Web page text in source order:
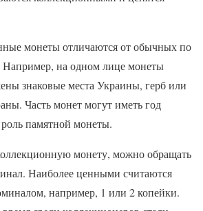
монеты отличаются от обычных по
Например, на одном лице монеты
знаковые места Украины, герб или
Часть монет могут иметь год
памятной монеты.
монету, можно обращать
Наиболее ценными считаются
например, 1 или 2 копейки.